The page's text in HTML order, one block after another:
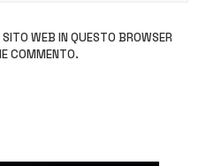
WEB IN QUESTO BROWSER
COMMENTO.